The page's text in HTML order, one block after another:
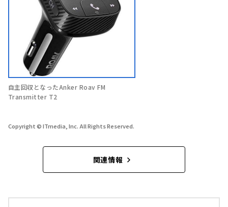
自主回収となったAnker Roav FM
Transmitter T2
Copyright © ITmedia, Inc. All Rights Reserved.
関連情報